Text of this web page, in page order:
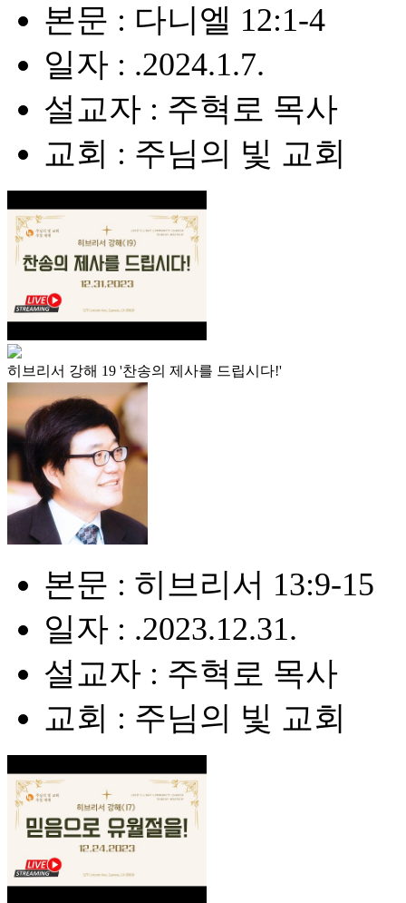
본문 : 다니엘 12:1-4
일자 : .2024.1.7.
설교자 : 주혁로 목사
교회 : 주님의 빛 교회
히브리서 강해 19 '찬송의 제사를 드립시다!'
본문 : 히브리서 13:9-15
일자 : .2023.12.31.
설교자 : 주혁로 목사
교회 : 주님의 빛 교회